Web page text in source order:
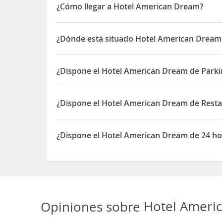
¿Cómo llegar a Hotel American Dream?
ElHotel American Dreamestá junto aCorferias,
Internacional El Dorado.
El centro comercialGran Estacióna unos 900
¿Dónde está situado Hotel American
El Hotel American Dream está situado en Av/
¿Dispone el Hotel American Dream de
Sí, el Hotel American Dream dispone de Parking/
¿Dispone el Hotel American Dream de
Sí, el Hotel American Dream dispone de
¿Dispone el Hotel American Dream de 24
Opiniones sobre Hotel